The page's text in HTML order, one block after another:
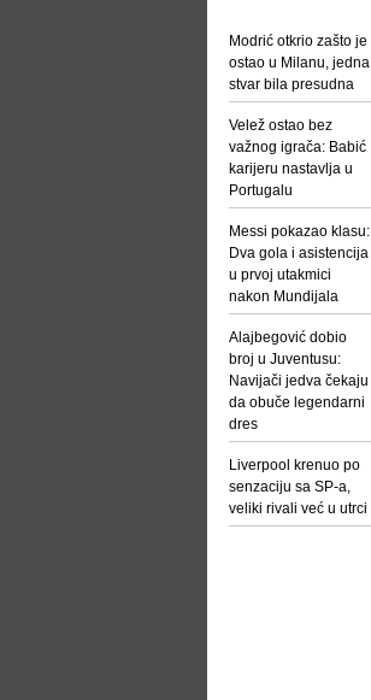
Modrić otkrio zašto je
ostao u Milanu, jedna
stvar bila presudna
Velež ostao bez
važnog igrača: Babić
karijeru nastavlja u
Portugalu
Messi pokazao klasu:
Dva gola i asistencija
u prvoj utakmici
nakon Mundijala
Alajbegović dobio
broj u Juventusu:
Navijači jedva čekaju
da obuče legendarni
dres
Liverpool krenuo po
senzaciju sa SP-a,
veliki rivali već u utrci